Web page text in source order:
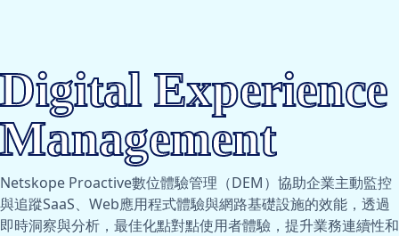
Digital Experience
Management
Netskope Proactive數位體驗管理（DEM）協助企業主動監控
與追蹤SaaS、Web應用程式體驗與網路基礎設施的效能，透過
即時洞察與分析，最佳化點對點使用者體驗，提升業務連續性和